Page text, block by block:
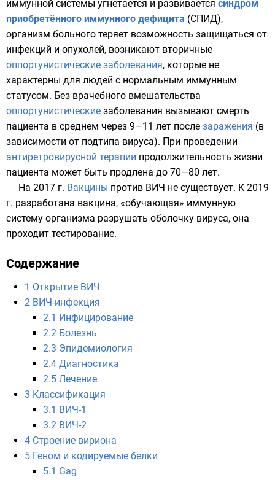
иммунной системы угнетается и развивается синдром
приобретённого иммунного дефицита (СПИД),
организм больного теряет возможность защищаться от
инфекций и опухолей, возникают вторичные
оппортунистические заболевания, которые не
характерны для людей с нормальным иммунным
статусом. Без врачебного вмешательства
оппортунистические заболевания вызывают смерть
пациента в среднем через 9—11 лет после заражения (в
зависимости от подтипа вируса). При проведении
антиретровирусной терапии продолжительность жизни
пациента может быть продлена до 70—80 лет.
На 2017 г. Вакцины против ВИЧ не существует. К 2019
г. разработана вакцина, «обучающая» иммунную
систему организма разрушать оболочку вируса, она
проходит тестирование.
Содержание
1 Открытие ВИЧ
2 ВИЧ-инфекция
2.1 Инфицирование
2.2 Болезнь
2.3 Эпидемиология
2.4 Диагностика
2.5 Лечение
3 Классификация
3.1 ВИЧ-1
3.2 ВИЧ-2
4 Строение вириона
5 Геном и кодируемые белки
5.1 Gag